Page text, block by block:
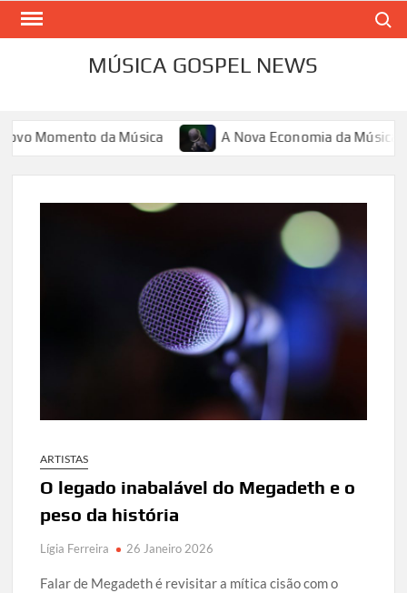
Skip
MÚSICA GOSPEL NEWS
Momento da Música A Nova Economia da Música: Da
ARTISTAS
O legado inabalável do Megadeth e o
peso da história
Lígia Ferreira 26 Janeiro 2026
Falar de Megadeth é revisitar a mítica cisão com o